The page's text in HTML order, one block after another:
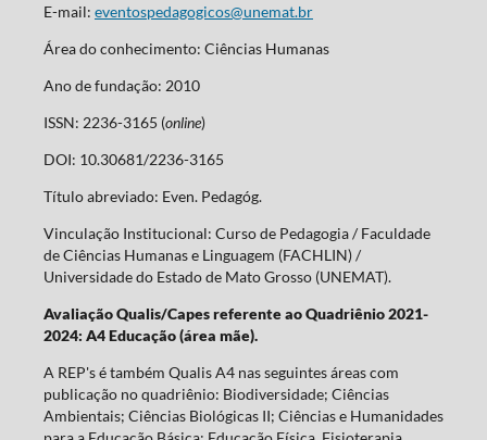
E-mail: eventospedagogicos@unemat.br
Área do conhecimento: Ciências Humanas
Ano de fundação: 2010
ISSN: 2236-3165 (online)
DOI: 10.30681/2236-3165
Título abreviado: Even. Pedagóg.
Vinculação Institucional: Curso de Pedagogia / Faculdade
de Ciências Humanas e Linguagem (FACHLIN) /
Universidade do Estado de Mato Grosso (UNEMAT).
Avaliação Qualis/Capes referente ao Quadriênio 2021-
2024: A4 Educação (área mãe).
A REP's é também Qualis A4 nas seguintes áreas com
publicação no quadriênio: Biodiversidade; Ciências
Ambientais; Ciências Biológicas II; Ciências e Humanidades